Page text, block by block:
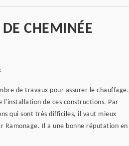
CHEMINÉE
de travaux pour assurer le chauffage.
l'installation de ces constructions. Par
qui sont très difficiles, il vaut mieux
Ramonage. Il a une bonne réputation en